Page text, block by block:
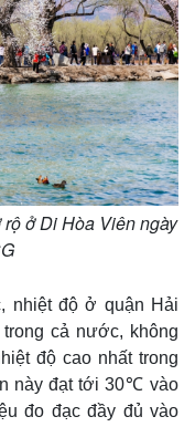
ở Di Hòa Viên ngày
nhiệt độ ở quận Hải
cả nước, không
độ cao nhất trong
này đạt tới 30℃ vào
đo đạc đầy đủ vào